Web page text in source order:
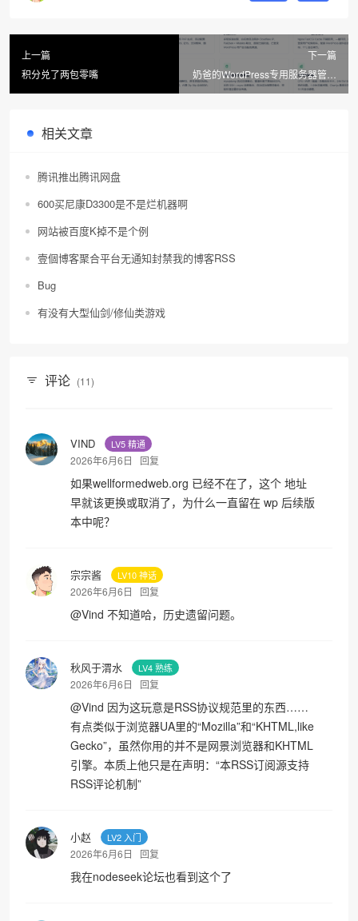
上一篇
积分兑了两包零嘴
下一篇
奶爸的WordPress专用服务器管理
面板-WP Panel
相关文章
腾讯推出腾讯网盘
600买尼康D3300是不是烂机器啊
网站被百度K掉不是个例
壹個博客聚合平台无通知封禁我的博客RSS
Bug
有没有大型仙剑/修仙类游戏
评论 (11)
VIND LV5 精通
2026年6月6日 回复
如果wellformedweb.org 已经不在了，这个 地址
早就该更换或取消了，为什么一直留在 wp 后续版
本中呢？
宗宗酱 LV10 神话
2026年6月6日 回复
@Vind 不知道哈，历史遗留问题。
秋风于渭水 LV4 熟练
2026年6月6日 回复
@Vind 因为这玩意是RSS协议规范里的东西……
有点类似于浏览器UA里的“Mozilla”和“KHTML,like
Gecko”，虽然你用的并不是网景浏览器和KHTML
引擎。本质上他只是在声明：“本RSS订阅源支持
RSS评论机制”
小赵 LV2 入门
2026年6月6日 回复
我在nodeseek论坛也看到这个了